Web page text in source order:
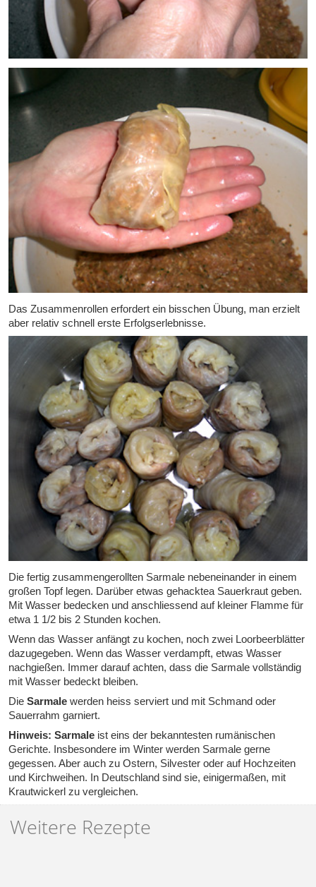
Das Zusammenrollen erfordert ein bisschen Übung, man erzielt
aber relativ schnell erste Erfolgserlebnisse.
Die fertig zusammengerollten Sarmale nebeneinander in einem
großen Topf legen. Darüber etwas gehacktea Sauerkraut geben.
Mit Wasser bedecken und anschliessend auf kleiner Flamme für
etwa 1 1/2 bis 2 Stunden kochen.
Wenn das Wasser anfängt zu kochen, noch zwei Loorbeerblätter
dazugegeben. Wenn das Wasser verdampft, etwas Wasser
nachgießen. Immer darauf achten, dass die Sarmale vollständig
mit Wasser bedeckt bleiben.
Die Sarmale werden heiss serviert und mit Schmand oder
Sauerrahm garniert.
Hinweis: Sarmale ist eins der bekanntesten rumänischen
Gerichte. Insbesondere im Winter werden Sarmale gerne
gegessen. Aber auch zu Ostern, Silvester oder auf Hochzeiten
und Kirchweihen. In Deutschland sind sie, einigermaßen, mit
Krautwickerl zu vergleichen.
Weitere Rezepte